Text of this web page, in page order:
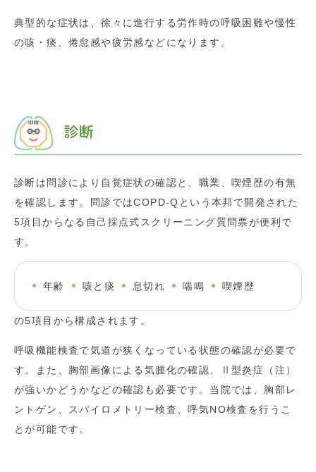
典型的な症状は、徐々に進行する労作時の呼吸困難や慢性
の咳・痰、倦怠感や疲労感などになります。
診断
診断は問診により自覚症状の確認と、職業、喫煙歴の有無
を確認します。問診ではCOPD-Qという本邦で開発された
5項目からなる自己採点式スクリーニング質問票が便利で
す。
年齢 咳と痰 息切れ 喘鳴 喫煙歴
の5項目から構成されます。
呼吸機能検査で気道が狭くなっている状態の確認が必要で
す。また、胸部画像による気腫化の確認、Ⅱ型炎症（注）
が強いかどうかなどの確認も必要です。当院では、胸部レ
ントゲン、スパイロメトリー検査、呼気NO検査を行うこ
とが可能です。